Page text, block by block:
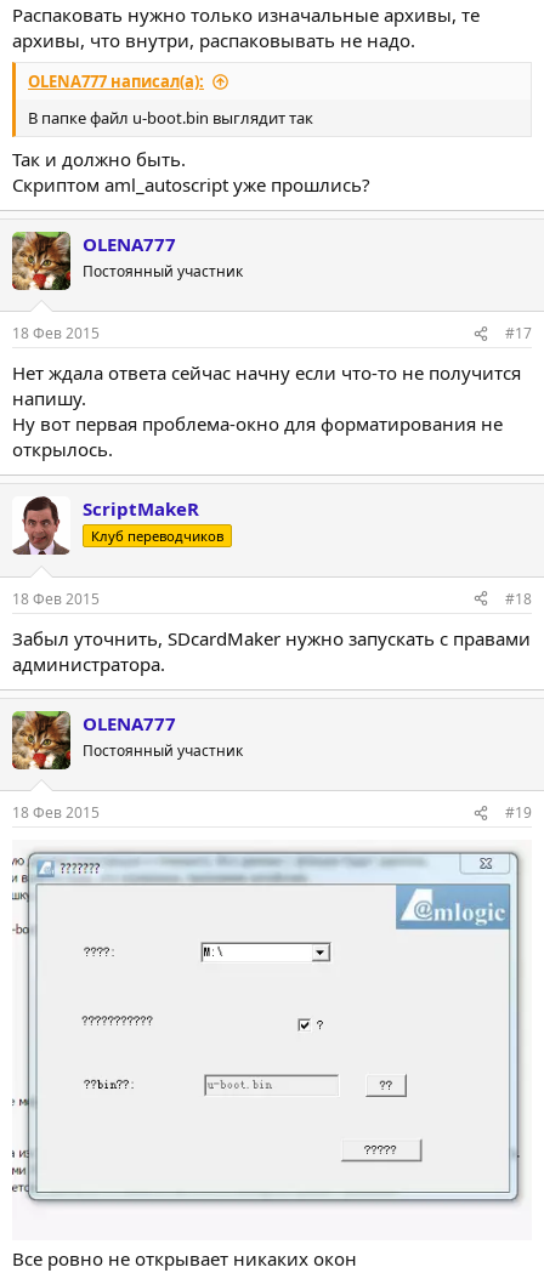
Распаковать нужно только изначальные архивы, те
архивы, что внутри, распаковывать не надо.
OLENA777 написал(а):
В папке файл u-boot.bin выглядит так
Так и должно быть.
Скриптом aml_autoscript уже прошлись?
OLENA777
Постоянный участник
18 Фев 2015 #17
Нет ждала ответа сейчас начну если что-то не получится
напишу.
Ну вот первая проблема-окно для форматирования не
открылось.
ScriptMakeR
Клуб переводчиков
18 Фев 2015 #18
Забыл уточнить, SDcardMaker нужно запускать с правами
администратора.
OLENA777
Постоянный участник
18 Фев 2015 #19
Все ровно не открывает никаких окон